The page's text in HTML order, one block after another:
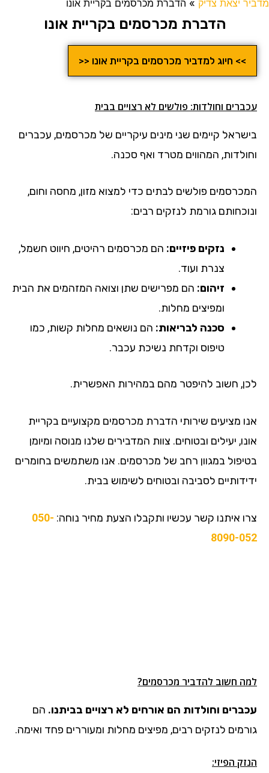
מדביר יצאת צדיק » הדברת מכרסמים בקריית אונו
הדברת מכרסמים בקריית אונו
>> חיוג למדביר מכרסמים בקריית אונו <<
עכברים וחולדות: פולשים לא רצויים בבית
בישראל קיימים שני מינים עיקריים של מכרסמים, עכברים
וחולדות, המהווים מטרד ואף סכנה.
המכרסמים פולשים לבתים כדי למצוא מזון, מחסה וחום,
ונוכחותם גורמת לנזקים רבים:
נזקים פיזיים: הם מכרסמים רהיטים, חיווט חשמל,
צנרת ועוד.
זיהום: הם מפרישים שתן וצואה המזהמים את הבית
ומפיצים מחלות.
סכנה לבריאות: הם נושאים מחלות קשות, כמו
טיפוס וקדחת נשיכת עכבר.
לכן, חשוב להיפטר מהם במהירות האפשרית.
אנו מציעים שירותי הדברת מכרסמים מקצועיים בקריית
אונו, יעילים ובטוחים. צוות המדבירים שלנו מנוסה ומיומן
בטיפול במגוון רחב של מכרסמים. אנו משתמשים בחומרים
ידידותיים לסביבה ובטוחים לשימוש בבית.
צרו איתנו קשר עכשיו ותקבלו הצעת מחיר נוחה: 050-
8090-052
למה חשוב להדביר מכרסמים?
עכברים וחולדות הם אורחים לא רצויים בביתנו. הם
גורמים לנזקים רבים, מפיצים מחלות ומעוררים פחד ואימה.
הנזק הפיזי: